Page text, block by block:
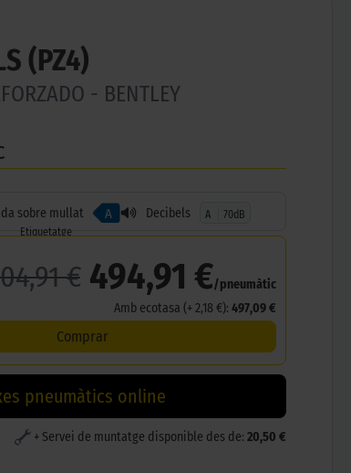
(PZ4)
- BENTLEY
sobre mullat A Decibels A
70dB
Etiquetatge
€ 494,91 €/pneumàtic
Amb ecotasa (+ 2,18 €): 497,09 €
Comprar
pneumàtics online
+ Servei de muntatge disponible des de: 20,50 €